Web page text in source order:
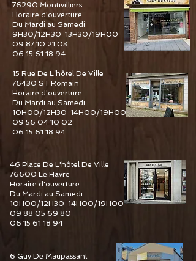
76290 Montivilliers
Horaire d'ouverture
Du Mardi au Samedi
9H30/12H30 13H30/19H00
09 87 10 21 03
06 15 61 18 94
15 Rue De L’hôtel De Ville
76430 ST Romain
Horaire d'ouverture
Du Mardi au Samedi
10H00/12H30 14H00/19H00
09 56 04 10 02
06 15 61 18 94
46 Place De L'hôtel De Ville
76600 Le Havre
Horaire d'ouverture
Du Mardi au Samedi
10H00/12H30 14H00/19H00
09 88 05 69 80
06 15 61 18 94
6 Guy De Maupassant